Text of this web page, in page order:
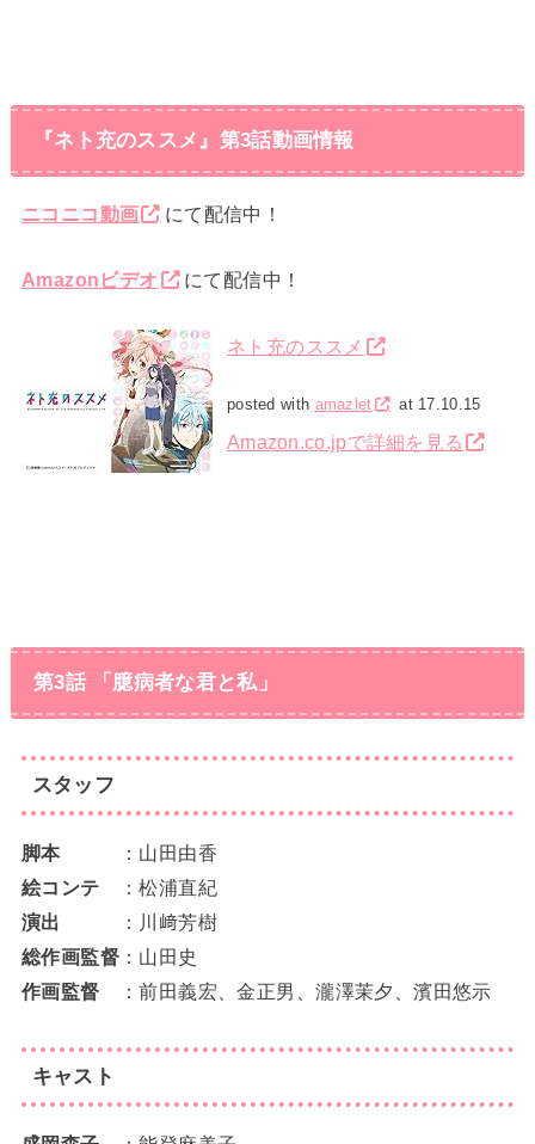
『ネト充のススメ』第3話動画情報
ニコニコ動画 にて配信中！
Amazonビデオ にて配信中！
ネト充のススメ
posted with amazlet at 17.10.15
Amazon.co.jpで詳細を見る
第3話 「臆病者な君と私」
スタッフ
脚本
：山田由香
絵コンテ
：松浦直紀
演出
：川﨑芳樹
総作画監督：山田史
作画監督
：前田義宏、金正男、瀧澤茉夕、濱田悠示
キャスト